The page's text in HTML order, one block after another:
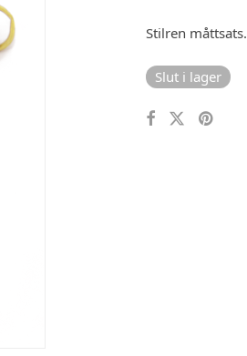
Stilren måttsats.
Slut i lager